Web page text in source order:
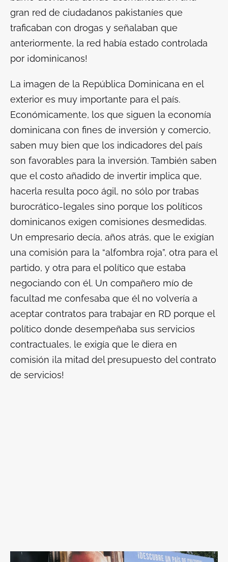
gran red de ciudadanos pakistaníes que
traficaban con drogas y señalaban que
anteriormente, la red había estado controlada
por ¡dominicanos!
La imagen de la República Dominicana en el
exterior es muy importante para el país.
Económicamente, los que siguen la economía
dominicana con fines de inversión y comercio,
saben muy bien que los indicadores del país
son favorables para la inversión. También saben
que el costo añadido de invertir implica que,
hacerla resulta poco ágil, no sólo por trabas
burocrático-legales sino porque los políticos
dominicanos exigen comisiones desmedidas.
Un empresario decía, años atrás, que le exigían
una comisión para la “alfombra roja”, otra para el
partido, y otra para el político que estaba
negociando con él. Un compañero mío de
facultad me confesaba que él no volvería a
aceptar contratos para trabajar en RD porque el
político donde desempeñaba sus servicios
contractuales, le exigía que le diera en
comisión ¡la mitad del presupuesto del contrato
de servicios!